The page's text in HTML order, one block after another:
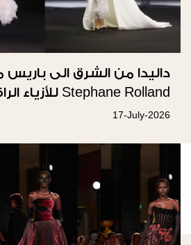
داليدا من الشرق الى
Stephane Rolland للأزياء الراقية لشتاء 27/26
17-July-2026